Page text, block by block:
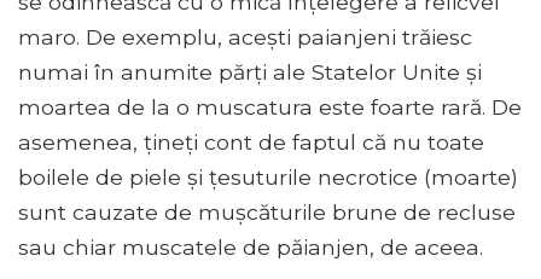
maro. De exemplu, acești paianjeni trăiesc
numai în anumite părți ale Statelor Unite și
moartea de la o muscatura este foarte rară. De
asemenea, țineți cont de faptul că nu toate
boilele de piele și țesuturile necrotice (moarte)
sunt cauzate de mușcăturile brune de recluse
sau chiar muscatele de păianjen, de aceea.